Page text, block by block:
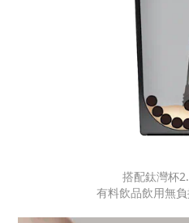
搭配鈦灣杯
有料飲品飲用無